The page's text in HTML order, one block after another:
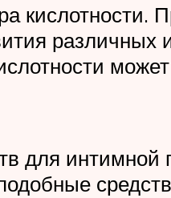
для интимной